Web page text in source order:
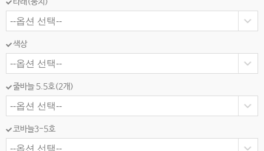
색상
줄바늘 5.5호(2개)
코바늘3-5호